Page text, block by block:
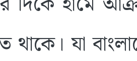
থাকে। যা